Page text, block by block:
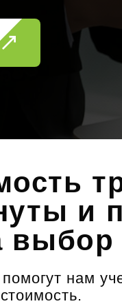
и
выбор
нам
стоимость.